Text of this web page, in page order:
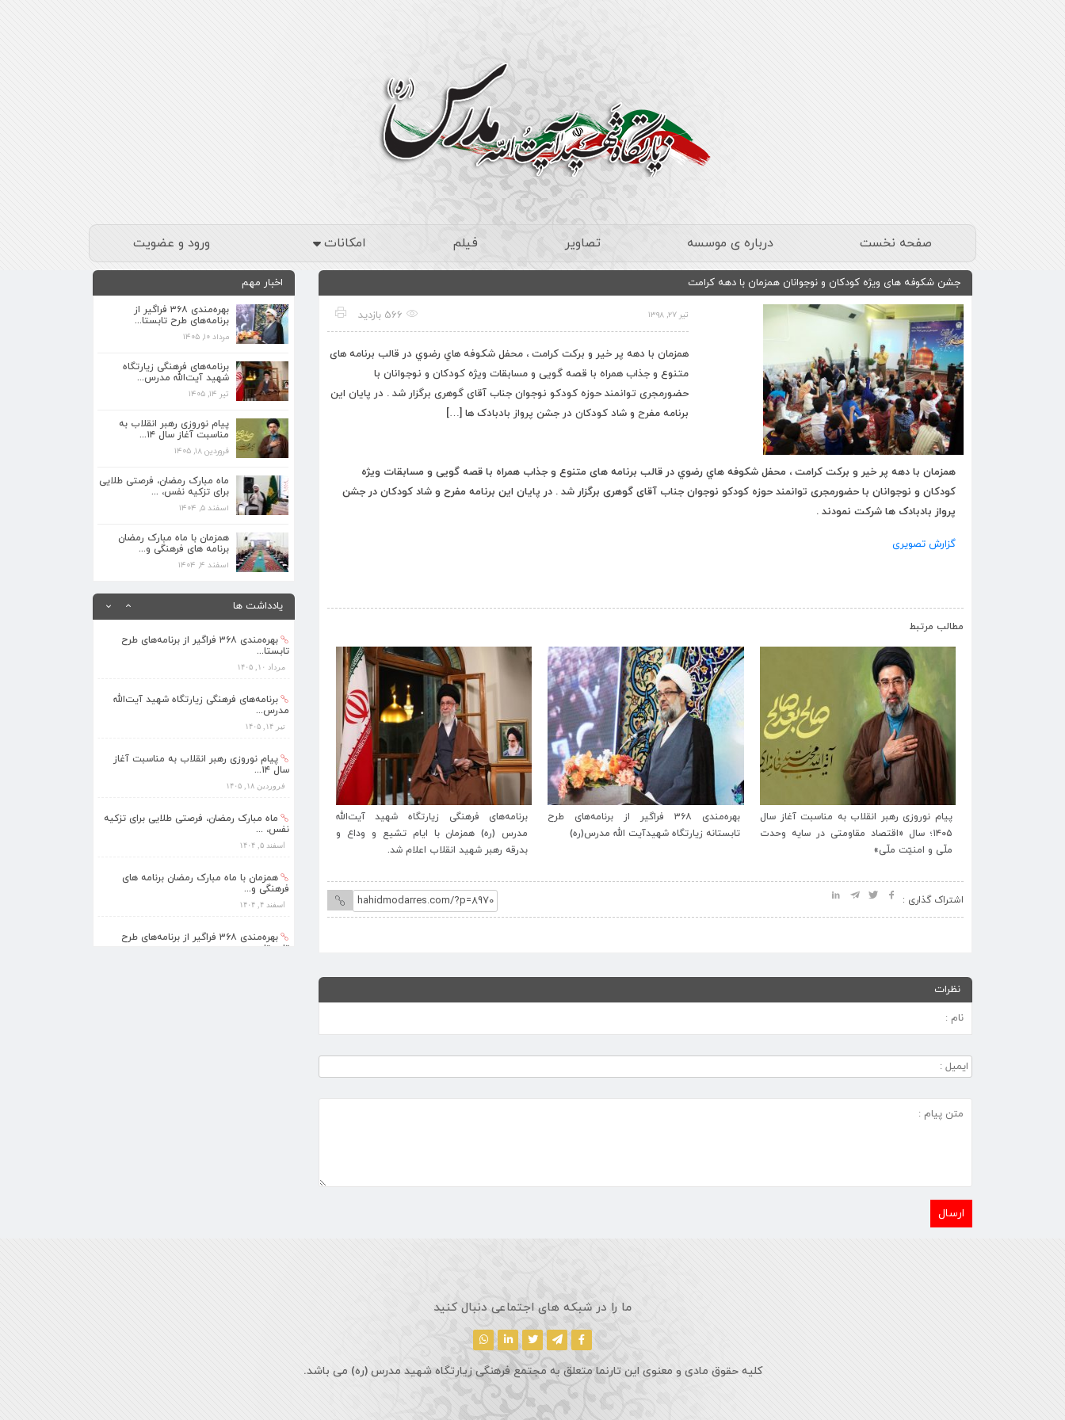
صفحه نخست درباره ی موسسه تصاویر فیلم امکانات ورود و عضویت
جشن شکوفه های ویژه کودکان و نوجوانان همزمان با دهه کرامت
تیر ۲۷, ۱۳۹۸ 566 بازدید
همزمان با دهه پر خیر و برکت کرامت ، محفل شكوفه هاي رضوي در قالب برنامه های
متنوع و جذاب همراه با قصه گویی و مسابقات ویژه کودکان و نوجوانان با
حضورمجری توانمند حوزه کودکو نوجوان جناب آقای گوهری برگزار شد . در پایان این
برنامه مفرح و شاد کودکان در جشن پرواز بادبادک ها […]
همزمان با دهه پر خیر و برکت کرامت ، محفل شكوفه هاي رضوي در قالب برنامه های متنوع و جذاب همراه با قصه گویی و مسابقات ویژه
کودکان و نوجوانان با حضورمجری توانمند حوزه کودکو نوجوان جناب آقای گوهری برگزار شد . در پایان این برنامه مفرح و شاد کودکان در جشن
پرواز بادبادک ها شرکت نمودند .
گزارش تصویری
مطالب مرتبط
پیام نوروزی رهبر انقلاب به مناسبت آغاز سال
۱۴۰۵؛ سال «اقتصاد مقاومتی در سایه وحدت
ملّی و امنیّت ملّی»
بهره‌مندی ۳۶۸ فراگیر از برنامه‌های طرح
تابستانه زیارتگاه شهیدآیت الله مدرس(ره)
برنامه‌های فرهنگی زیارتگاه شهید آیت‌الله
مدرس (ره) همزمان با ایام تشیع و وداع و
بدرقه رهبر شهید انقلاب اعلام شد.
پیام نوروزی رهبر انقلاب به مناسبت آغاز سال
۱۴۰۵؛ سال «اقتصاد مقاومتی در سایه وحدت
ملّی و امنیّت ملّی»
اشتراک گذاری :
نظرات
اخبار مهم
بهره‌مندی ۳۶۸ فراگیر از
برنامه‌های طرح تابستا...
مرداد ۱۰, ۱۴۰۵
برنامه‌های فرهنگی زیارتگاه
شهید آیت‌الله مدرس...
تیر ۱۴, ۱۴۰۵
پیام نوروزی رهبر انقلاب به
مناسبت آغاز سال ۱۴...
فروردین ۱۸, ۱۴۰۵
ماه مبارک رمضان، فرصتی طلایی
برای تزکیه نفس، ...
اسفند ۵, ۱۴۰۴
همزمان با ماه مبارک رمضان
برنامه های فرهنگی و...
اسفند ۴, ۱۴۰۴
یادداشت ها
برنامه‌های فرهنگی زیارتگاه شهید آیت‌الله
تیر ۱۴, ۱۴۰۵
پیام نوروزی رهبر انقلاب به مناسبت آغاز
سال ۱۴...
فروردین ۱۸, ۱۴۰۵
نفس، ...
اسفند ۵, ۱۴۰۴
فرهنگی و...
اسفند ۴, ۱۴۰۴
بهره‌مندی ۳۶۸ فراگیر از برنامه‌های طرح
تابستا...
مرداد ۱۰, ۱۴۰۵
برنامه‌های فرهنگی زیارتگاه شهید آیت‌الله
مدرس...
تیر ۱۴, ۱۴۰۵
پیام نوروزی رهبر انقلاب به مناسبت آغاز
سال ۱۴...
فروردین ۱۸, ۱۴۰۵
ماه مبارک رمضان، فرصتی طلایی برای تزکیه
نفس، ...
اسفند ۵, ۱۴۰۴
همزمان با ماه مبارک رمضان برنامه های
فرهنگی و...
اسفند ۴, ۱۴۰۴
بهره‌مندی ۳۶۸ فراگیر از برنامه‌های طرح
تابستا...
ما را در شبکه های اجتماعی دنبال کنید
کلیه حقوق مادی و معنوی این تارنما متعلق به مجتمع فرهنگی زیارتگاه شهید مدرس (ره) می باشد.